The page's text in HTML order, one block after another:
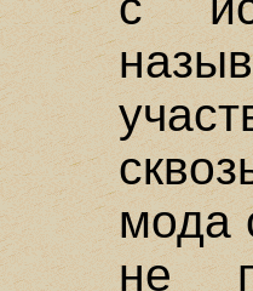
мода
не